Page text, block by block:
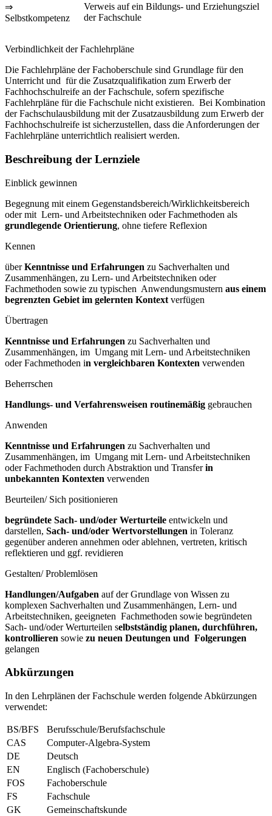
⇒
Selbstkompetenz
Verweis auf ein Bildungs- und Erziehungsziel
der Fachschule
Verbindlichkeit der Fachlehrpläne
Die Fachlehrpläne der Fachoberschule sind Grundlage für den
Unterricht und für die Zusatzqualifikation zum Erwerb der
Fachhochschulreife an der Fachschule, sofern spezifische
Fachlehrpläne für die Fachschule nicht existieren. Bei Kombination
der Fachschulausbildung mit der Zusatzausbildung zum Erwerb der
Fachhochschulreife ist sicherzustellen, dass die Anforderungen der
Fachlehrpläne unterrichtlich realisiert werden.
Beschreibung der Lernziele
Einblick gewinnen
Begegnung mit einem Gegenstandsbereich/Wirklichkeitsbereich
oder mit Lern- und Arbeitstechniken oder Fachmethoden als
grundlegende Orientierung, ohne tiefere Reflexion
Kennen
überKenntnisse und Erfahrungen zu Sachverhalten und
Zusammenhängen, zu Lern- und Arbeitstechniken oder
Fachmethoden sowie zu typischen Anwendungsmustern aus einem
begrenzten Gebiet im gelernten Kontext verfügen
Übertragen
Kenntnisse und Erfahrungen zu Sachverhalten und
Zusammenhängen, im Umgang mit Lern- und Arbeitstechniken
oder Fachmethoden in vergleichbaren Kontexten verwenden
Beherrschen
Handlungs- und Verfahrensweisen routinemäßig gebrauchen
Anwenden
Kenntnisse und Erfahrungen zu Sachverhalten und
Zusammenhängen, im Umgang mit Lern- und Arbeitstechniken
oder Fachmethoden durch Abstraktion und Transferin
unbekannten Kontexten verwenden
Beurteilen/ Sich positionieren
begründete Sach- und/oder Werturteile entwickeln und
darstellen, Sach- und/oder Wertvorstellungen in Toleranz
gegenüber anderen annehmen oder ablehnen, vertreten, kritisch
reflektieren und ggf. revidieren
Gestalten/ Problemlösen
Handlungen/Aufgaben auf der Grundlage von Wissen zu
komplexen Sachverhalten und Zusammenhängen, Lern- und
Arbeitstechniken, geeigneten Fachmethoden sowie begründeten
Sach- und/oder Werturteilen selbstständig planen, durchführen,
kontrollieren sowie zu neuen Deutungen und Folgerungen
gelangen
Abkürzungen
In den Lehrplänen der Fachschule werden folgende Abkürzungen
verwendet:
BS/BFS
Berufsschule/Berufsfachschule
CAS
Computer-Algebra-System
DE
Deutsch
EN
Englisch (Fachoberschule)
FOS
Fachoberschule
FS
Fachschule
GK
Gemeinschaftskunde